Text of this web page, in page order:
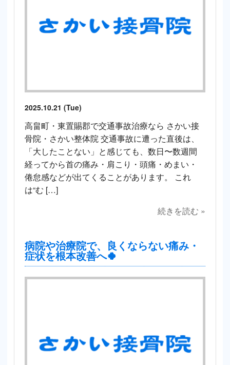
2025.10.21 (Tue)
高畠町・東置賜郡で交通事故治療なら さかい接
骨院・さかい整体院 交通事故に遭った直後は、
「大したことない」と感じても、数日〜数週間
経ってから首の痛み・肩こり・頭痛・めまい・
倦怠感などが出てくることがあります。 これ
は“む […]
続きを読む »
病院や治療院で、良くならない痛み・
症状を根本改善へ🍀